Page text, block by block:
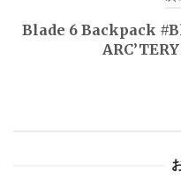
ゲ
Blade 6 Backpack